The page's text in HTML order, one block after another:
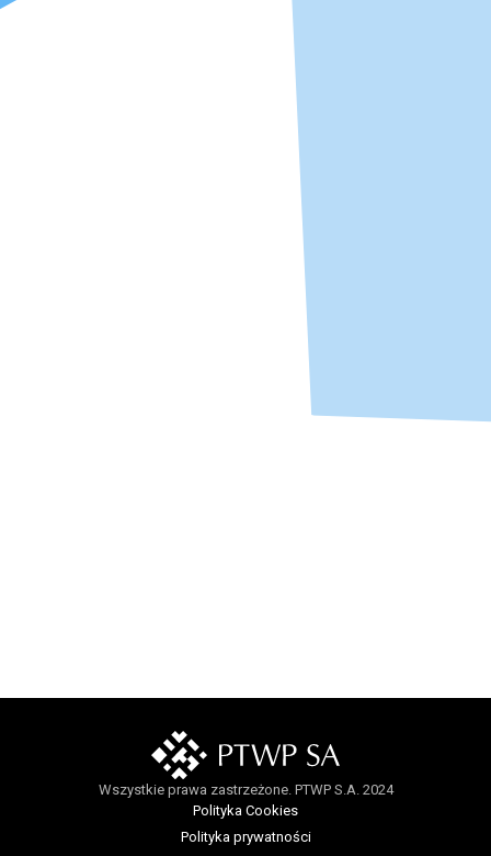
Wszystkie prawa zastrzeżone. PTWP S.A. 2024
Polityka Cookies
Polityka prywatności